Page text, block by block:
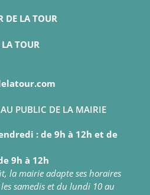
DE LA TOUR
TOUR
AU PUBLIC DE LA MAIRIE
: de 9h à 12h et de
9h à 12h
la mairie adapte ses horaires
samedis et du lundi 10 au